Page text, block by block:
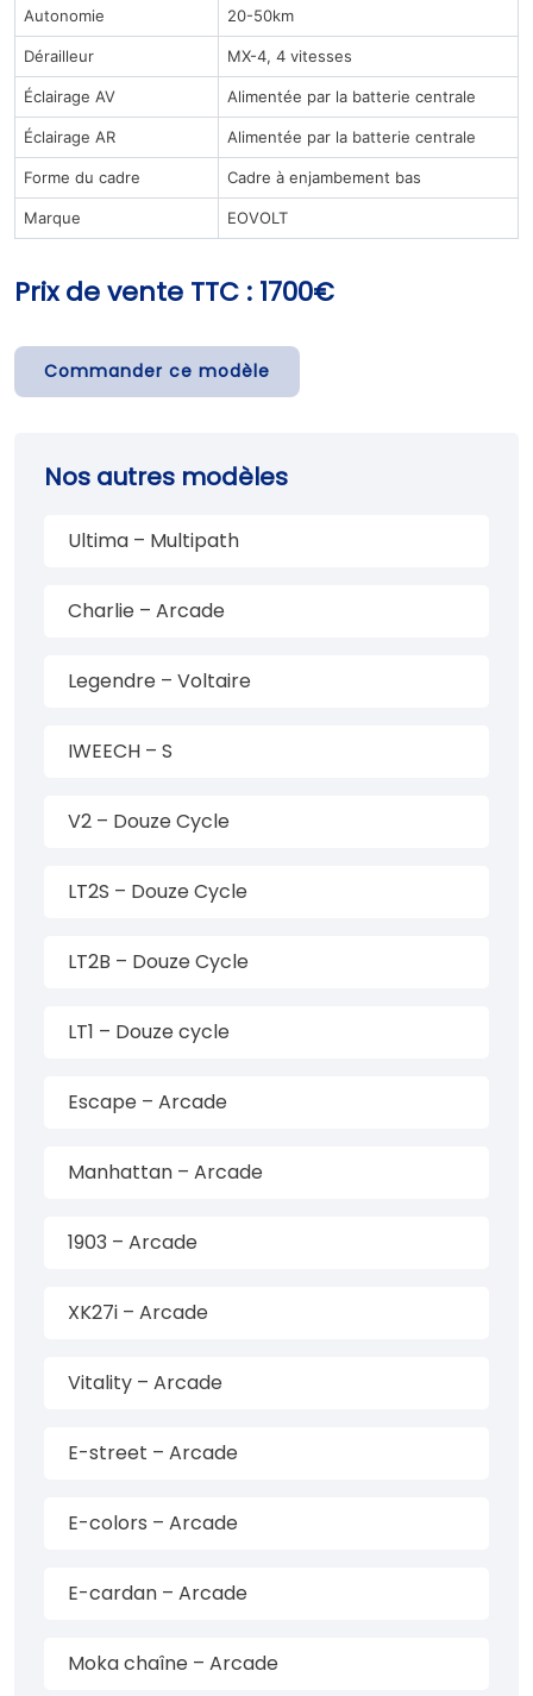
Autonomie 20-50km
Dérailleur MX-4, 4 vitesses
Éclairage AV Alimentée par la batterie centrale
Éclairage AR Alimentée par la batterie centrale
Forme du cadre Cadre à enjambement bas
Marque EOVOLT
Prix de vente TTC : 1700€
Commander ce modèle
Nos autres modèles
Ultima – Multipath
Charlie – Arcade
Legendre – Voltaire
IWEECH – S
V2 – Douze Cycle
LT2S – Douze Cycle
LT2B – Douze Cycle
LT1 – Douze cycle
Escape – Arcade
Manhattan – Arcade
1903 – Arcade
XK27i – Arcade
Vitality – Arcade
E-street – Arcade
E-colors – Arcade
E-cardan – Arcade
Moka chaîne – Arcade